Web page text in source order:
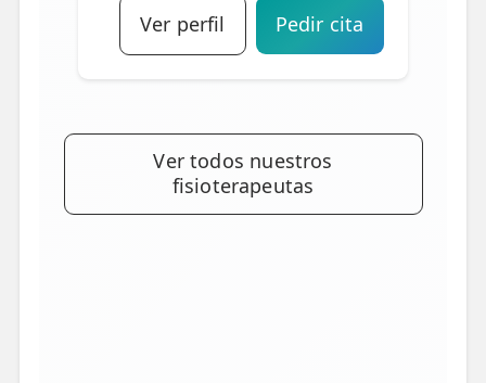
Ver perfil Pedir cita
Ver todos nuestros
fisioterapeutas